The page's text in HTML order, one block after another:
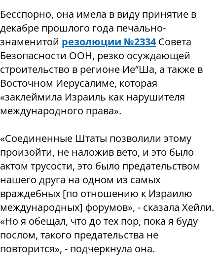
Бесспорно, она имела в виду принятие в
декабре прошлого года печально-
знаменитой резолюции №2334Совета
Безопасности ООН, резко осуждающей
строительство в регионе Ие“Ша, а также в
Восточном Иерусалиме, которая
«заклеймила Израиль как нарушителя
международного права».
«Соединенные Штаты позволили этому
произойти, не наложив вето, и это было
актом трусости, это было предательством
нашего друга на одном из самых
враждебных [по отношению к Израилю
международных] форумов», - сказала Хейли.
«Но я обещал, что до тех пор, пока я буду
послом, такого предательства не
повторится», - подчеркнула она.